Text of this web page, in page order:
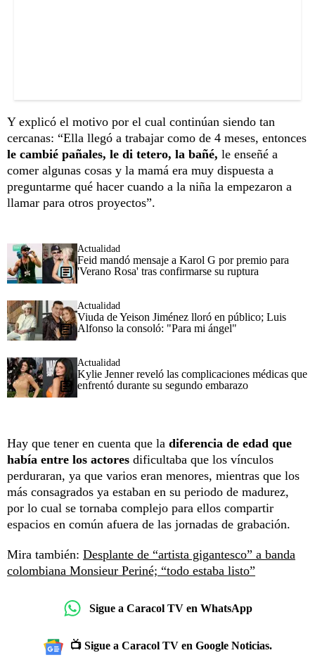
Y explicó el motivo por el cual continúan siendo tan
cercanas: “Ella llegó a trabajar como de 4 meses, entonces
le cambié pañales, le di tetero, la bañé, le enseñé a
comer algunas cosas y la mamá era muy dispuesta a
preguntarme qué hacer cuando a la niña la empezaron a
llamar para otros proyectos”.
Actualidad
Feid mandó mensaje a Karol G por premio para
'Verano Rosa' tras confirmarse su ruptura
Actualidad
Viuda de Yeison Jiménez lloró en público; Luis
Alfonso la consoló: "Para mi ángel"
Actualidad
Kylie Jenner reveló las complicaciones médicas que
enfrentó durante su segundo embarazo
Hay que tener en cuenta que la diferencia de edad que
había entre los actores dificultaba que los vínculos
perduraran, ya que varios eran menores, mientras que los
más consagrados ya estaban en su periodo de madurez,
por lo cual se tornaba complejo para ellos compartir
espacios en común afuera de las jornadas de grabación.
Mira también: Desplante de “artista gigantesco” a banda
colombiana Monsieur Periné; “todo estaba listo”
Sigue a Caracol TV en WhatsApp
📺 Sigue a Caracol TV en Google Noticias.